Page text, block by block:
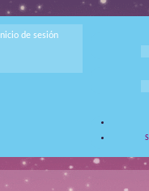
Inicio de sesión